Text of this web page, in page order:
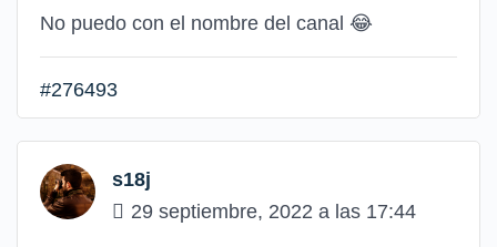
No puedo con el nombre del canal 😂
#276493
s18j
29 septiembre, 2022 a las 17:44